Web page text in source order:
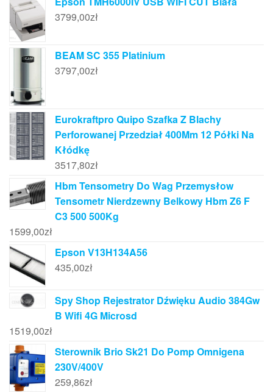
3799,00zł
BEAM SC 355 Platinium
3797,00zł
Eurokraftpro Quipo Szafka Z Blachy
Perforowanej Przedział 400Mm 12 Półki Na
Kłódkę
3517,80zł
Hbm Tensometry Do Wag Przemysłow
Tensometr Nierdzewny Belkowy Hbm Z6 F
C3 500 500Kg
1599,00zł
Epson V13H134A56
435,00zł
Spy Shop Rejestrator Dźwięku Audio 384Gw
B Wifi 4G Microsd
1519,00zł
Sterownik Brio Sk21 Do Pomp Omnigena
230V/400V
259,86zł